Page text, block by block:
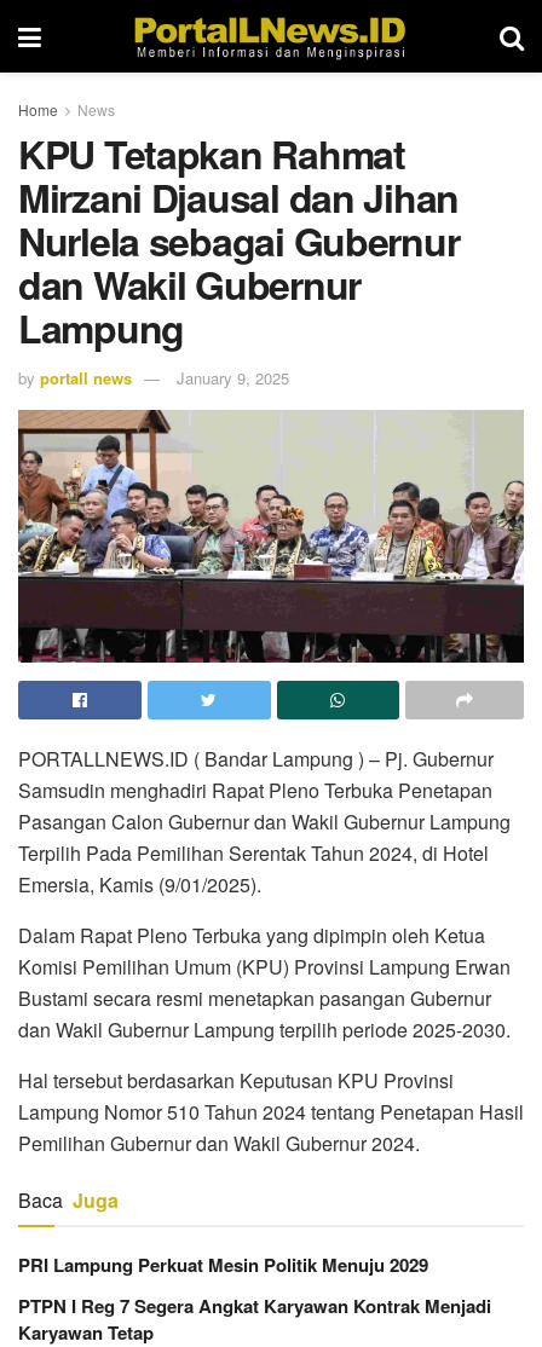
Home News
KPU Tetapkan Rahmat
Mirzani Djausal dan Jihan
Nurlela sebagai Gubernur
dan Wakil Gubernur
Lampung
by portall news January 9, 2025
PORTALLNEWS.ID ( Bandar Lampung ) – Pj. Gubernur
Samsudin menghadiri Rapat Pleno Terbuka Penetapan
Pasangan Calon Gubernur dan Wakil Gubernur Lampung
Terpilih Pada Pemilihan Serentak Tahun 2024, di Hotel
Emersia, Kamis (9/01/2025).
Dalam Rapat Pleno Terbuka yang dipimpin oleh Ketua
Komisi Pemilihan Umum (KPU) Provinsi Lampung Erwan
Bustami secara resmi menetapkan pasangan Gubernur
dan Wakil Gubernur Lampung terpilih periode 2025-2030.
Hal tersebut berdasarkan Keputusan KPU Provinsi
Lampung Nomor 510 Tahun 2024 tentang Penetapan Hasil
Pemilihan Gubernur dan Wakil Gubernur 2024.
Baca Juga
PRI Lampung Perkuat Mesin Politik Menuju 2029
PTPN I Reg 7 Segera Angkat Karyawan Kontrak Menjadi
Karyawan Tetap